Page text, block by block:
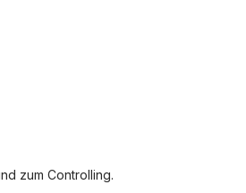
zum Controlling.